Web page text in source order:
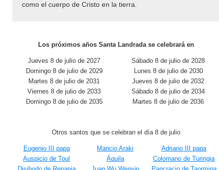
como el cuerpo de Cristo en la tierra.
Los próximos años Santa Landrada se celebrará en
Jueves 8 de julio de 2027
Sábado 8 de julio de 2028
Domingo 8 de julio de 2029
Lunes 8 de julio de 2030
Martes 8 de julio de 2031
Jueves 8 de julio de 2032
Viernes 8 de julio de 2033
Sábado 8 de julio de 2034
Domingo 8 de julio de 2035
Martes 8 de julio de 2036
Otros santos que se celebran el día 8 de julio
Eugenio III papa Mancio Araki
Adriano III papa
Auspicio de Toul
Áquila
Colomano de Turingia